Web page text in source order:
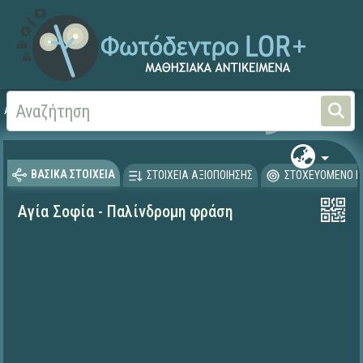
Αρχική
ΒΑΣΙΚΑ ΣΤΟΙΧΕΙΑ ΣΤΟΙΧΕΙΑ ΑΞΙΟΠΟΙΗΣΗΣ ΣΤΟΧΕΥΟΜΕΝΟ
Αγία Σοφία - Παλίνδρομη φράση